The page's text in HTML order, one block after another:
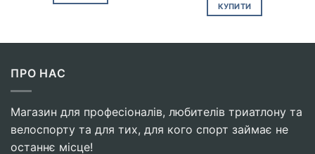
КУПИТИ
ПРО НАС
Магазин для професіоналів, любителів триатлону та
велоспорту та для тих, для кого спорт займає не
останнє місце!